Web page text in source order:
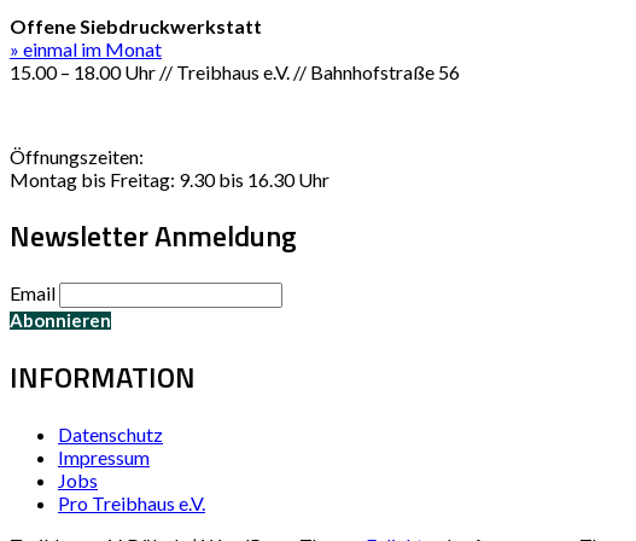
Offene Siebdruckwerkstatt
» einmal im Monat
15.00 – 18.00 Uhr // Treibhaus e.V. // Bahnhofstraße 56
Öffnungszeiten:
Montag bis Freitag: 9.30 bis 16.30 Uhr
Newsletter Anmeldung
Email
INFORMATION
Datenschutz
Impressum
Jobs
Pro Treibhaus e.V.